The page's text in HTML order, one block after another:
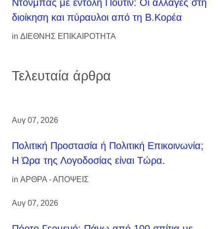
Ντονμπάς με εντολή Πούτιν: Οι αλλαγές στη
διοίκηση και πύραυλοι από τη Β.Κορέα
in ΔΙΕΘΝΗΣ ΕΠΙΚΑΙΡΟΤΗΤΑ
Τελευταία άρθρα
Αυγ 07, 2026
Πολιτική Προστασία ή Πολιτική Επικοινωνία;
Η Ώρα της Λογοδοσίας είναι Τώρα.
in ΑΡΘΡΑ - ΑΠΟΨΕΙΣ
Αυγ 07, 2026